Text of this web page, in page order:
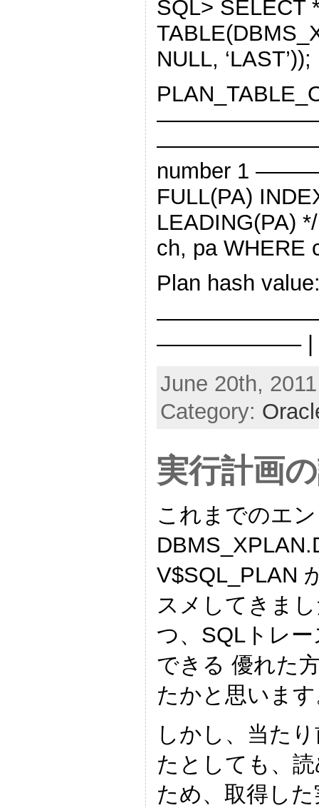
SQL> SELECT
NULL, ‘LAST’));
————————
number 1
FULL(PA)
LEADING(PA)
ch, pa WHERE
Plan hash
——————– |
June 20th,
Category:
実行計画
これまでのエ
V$SQL_PLAN
スメしてきま
つ、SQLトレ
できる 優れた
たかと思いま
しかし、当た
たとしても、
ため、取得し